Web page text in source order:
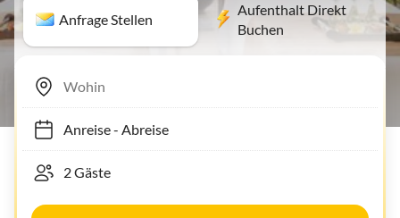
Anfrage Stellen
Aufenthalt Direkt
Buchen
Anreise- Abreise